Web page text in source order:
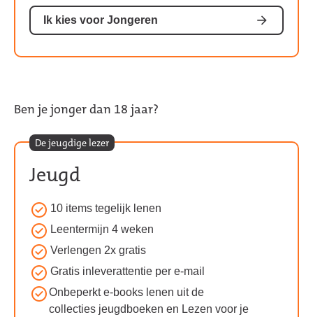
Ik kies voor Jongeren
Ben je jonger dan 18 jaar?
De jeugdige lezer
Jeugd
Voordelen
van
het
Jeugd
abonnement:
10 items tegelijk lenen
Leentermijn 4 weken
Verlengen 2x gratis
Gratis inleverattentie per e-mail
Onbeperkt e-books lenen uit de
collecties jeugdboeken en Lezen voor je